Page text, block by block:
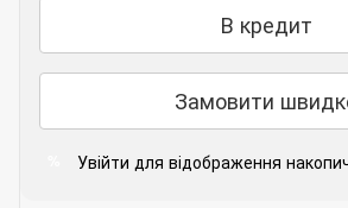
В кредит
Замовити
Увійти для відображення